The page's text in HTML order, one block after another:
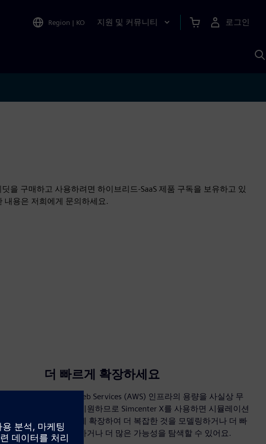
Region | KO 지원 및 커뮤니티 로그인
을 구매하고 사용하려면 하이브리드-SaaS 제품 구독을 보유하고 있
내용은 저희에게 문의하세요.
스
로 줄
더 빠르게 확장하세요
Amazon Web Services (AWS) 인프라의 용량을 사실상 무
제한으로 지원하므로 Simcenter X를 사용하면 시뮬레이션
을 자유롭게 확장하여 더 복잡한 것을 모델링하거나 더 빠
르게 진행하거나 더 많은 가능성을 탐색할 수 있어요.